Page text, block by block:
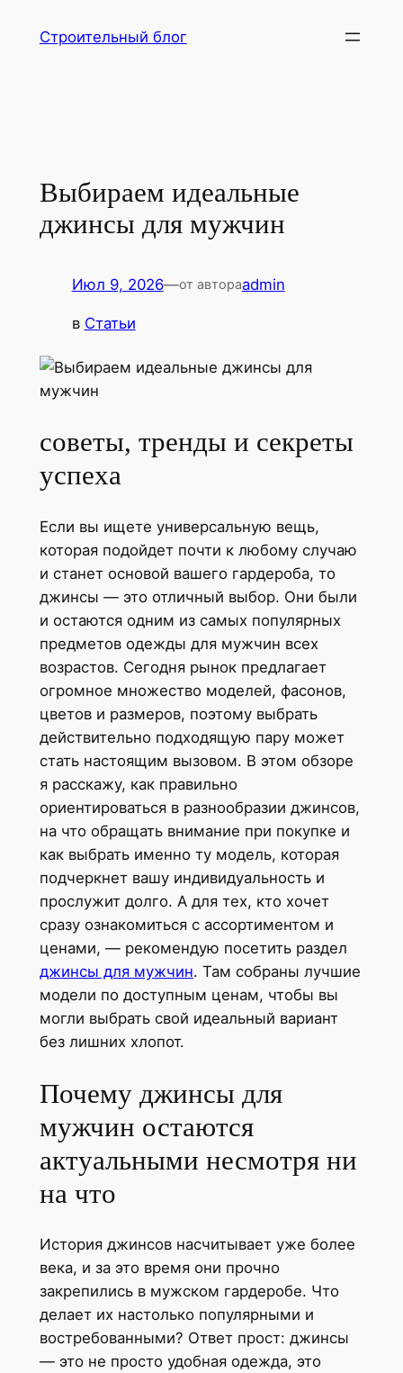
Строительный блог
Выбираем идеальные
джинсы для мужчин
Июл 9, 2026—от автораadmin
в Статьи
советы, тренды и секреты
успеха
Если вы ищете универсальную вещь,
которая подойдет почти к любому случаю
и станет основой вашего гардероба, то
джинсы — это отличный выбор. Они были
и остаются одним из самых популярных
предметов одежды для мужчин всех
возрастов. Сегодня рынок предлагает
огромное множество моделей, фасонов,
цветов и размеров, поэтому выбрать
действительно подходящую пару может
стать настоящим вызовом. В этом обзоре
я расскажу, как правильно
ориентироваться в разнообразии джинсов,
на что обращать внимание при покупке и
как выбрать именно ту модель, которая
подчеркнет вашу индивидуальность и
прослужит долго. А для тех, кто хочет
сразу ознакомиться с ассортиментом и
ценами, — рекомендую посетить раздел
джинсы для мужчин. Там собраны лучшие
модели по доступным ценам, чтобы вы
могли выбрать свой идеальный вариант
без лишних хлопот.
Почему джинсы для
мужчин остаются
актуальными несмотря ни
на что
История джинсов насчитывает уже более
века, и за это время они прочно
закрепились в мужском гардеробе. Что
делает их настолько популярными и
востребованными? Ответ прост: джинсы
— это не просто удобная одежда, это